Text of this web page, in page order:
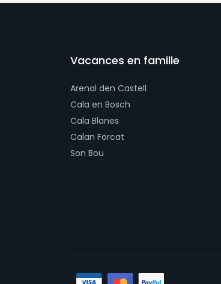
Vacances en famille
Arenal den Castell
Cala en Bosch
Cala Blanes
Calan Forcat
Son Bou